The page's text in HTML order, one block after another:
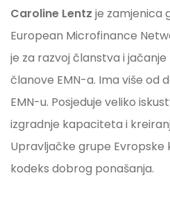
Caroline Lentz je zamjenica
European Microfinance
je za razvoj članstva i
članove EMN-a. Ima više od
EMN-u. Posjeduje veliko
izgradnje kapaciteta i
Upravljačke grupe Evropske
kodeks dobrog ponašanja.